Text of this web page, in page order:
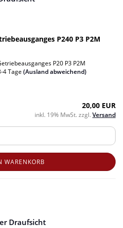
P240 P3 P2M
P20 P3 P2M
4 Tage (Ausland abweichend)
20,00 EUR
inkl. 19% MwSt. zzgl. Versand
WARENKORB